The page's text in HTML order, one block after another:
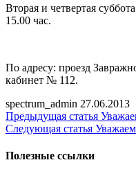
Вторая и четвертая
15.00 час.
По адресу: проезд
кабинет № 112.
spectrum_admin 27.06.2013
Предыдущая статья
Следующая статья
Полезные ссылки